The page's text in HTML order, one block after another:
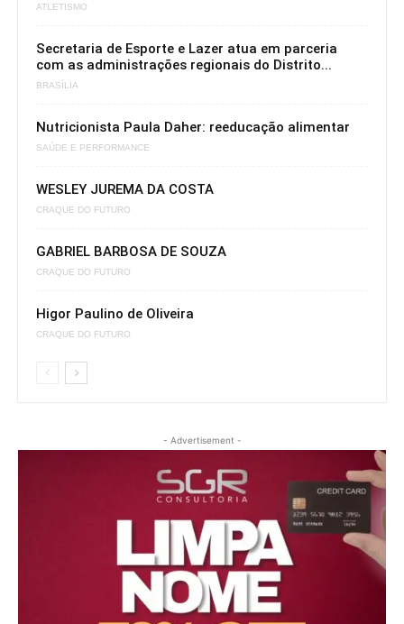
ATLETISMO
Secretaria de Esporte e Lazer atua em parceria
com as administrações regionais do Distrito...
BRASÍLIA
Nutricionista Paula Daher: reeducação alimentar
SAÚDE E PERFORMANCE
WESLEY JUREMA DA COSTA
CRAQUE DO FUTURO
GABRIEL BARBOSA DE SOUZA
CRAQUE DO FUTURO
Higor Paulino de Oliveira
CRAQUE DO FUTURO
- Advertisement -